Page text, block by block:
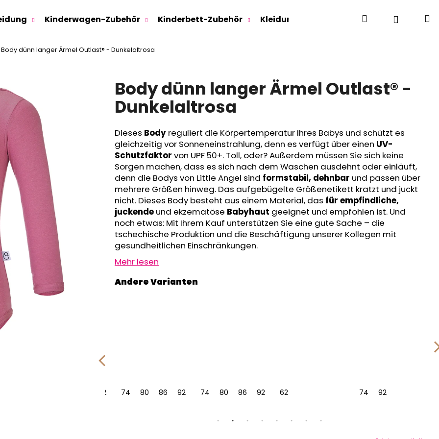
Kinderwagen-Zubehör Kinderbett-Zubehör Kleidung für Jugendliche Für
SuchenLogin
Body dünn langer Ärmel Outlast® - Dunkelaltrosa
Body dünn langer Ärmel Outlast® -
Dunkelaltrosa
Dieses Body reguliert die Körpertemperatur Ihres Babys und schützt es
gleichzeitig vor Sonneneinstrahlung, denn es verfügt über einen UV-
Schutzfaktor von UPF 50+. Toll, oder? Außerdem müssen Sie sich keine
Sorgen machen, dass es sich nach dem Waschen ausdehnt oder einläuft,
denn die Bodys von Little Angel sind formstabil, dehnbar und passen über
mehrere Größen hinweg. Das aufgebügelte Größenetikett kratzt und juckt
nicht. Dieses Body besteht aus einem Material, das für empfindliche,
juckende und ekzematöse Babyhaut geeignet und empfohlen ist. Und
noch etwas: Mit Ihrem Kauf unterstützen Sie eine gute Sache – die
tschechische Produktion und die Beschäftigung unserer Kollegen mit
gesundheitlichen Einschränkungen.
Mehr lesen
92 74 80 86 92 74 80 86 92 62 74 92
Was suchen Sie?
SUCHEN
Wir empfehlen
SWEATHOSE - DENIM LÖWE
€32,50
KINDERSITZUNTERLAGE OUTLAST® -
GRAU MELIERT
€24,90